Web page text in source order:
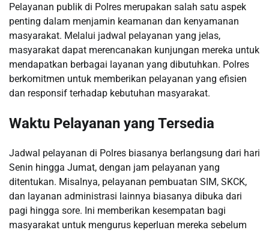
Pelayanan publik di Polres merupakan salah satu aspek
penting dalam menjamin keamanan dan kenyamanan
masyarakat. Melalui jadwal pelayanan yang jelas,
masyarakat dapat merencanakan kunjungan mereka untuk
mendapatkan berbagai layanan yang dibutuhkan. Polres
berkomitmen untuk memberikan pelayanan yang efisien
dan responsif terhadap kebutuhan masyarakat.
Waktu Pelayanan yang Tersedia
Jadwal pelayanan di Polres biasanya berlangsung dari hari
Senin hingga Jumat, dengan jam pelayanan yang
ditentukan. Misalnya, pelayanan pembuatan SIM, SKCK,
dan layanan administrasi lainnya biasanya dibuka dari
pagi hingga sore. Ini memberikan kesempatan bagi
masyarakat untuk mengurus keperluan mereka sebelum